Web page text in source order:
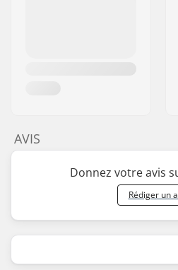
AVIS
Donnez votre avis
Rédiger un